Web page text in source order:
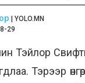
| YOLO.MN
29
Тэйлор
Тэрээр